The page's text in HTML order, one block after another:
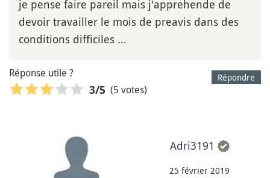
je pense faire pareil mais j'apprehende de
devoir travailler le mois de preavis dans des
conditions difficiles ...
Répondre
Réponse utile ?
3/5 (5 votes)
Adri3191
25 février 2019